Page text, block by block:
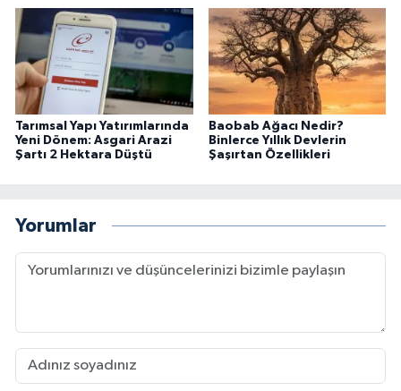
Tarımsal Yapı Yatırımlarında
Yeni Dönem: Asgari Arazi
Şartı 2 Hektara Düştü
Baobab Ağacı Nedir?
Binlerce Yıllık Devlerin
Şaşırtan Özellikleri
Yorumlar